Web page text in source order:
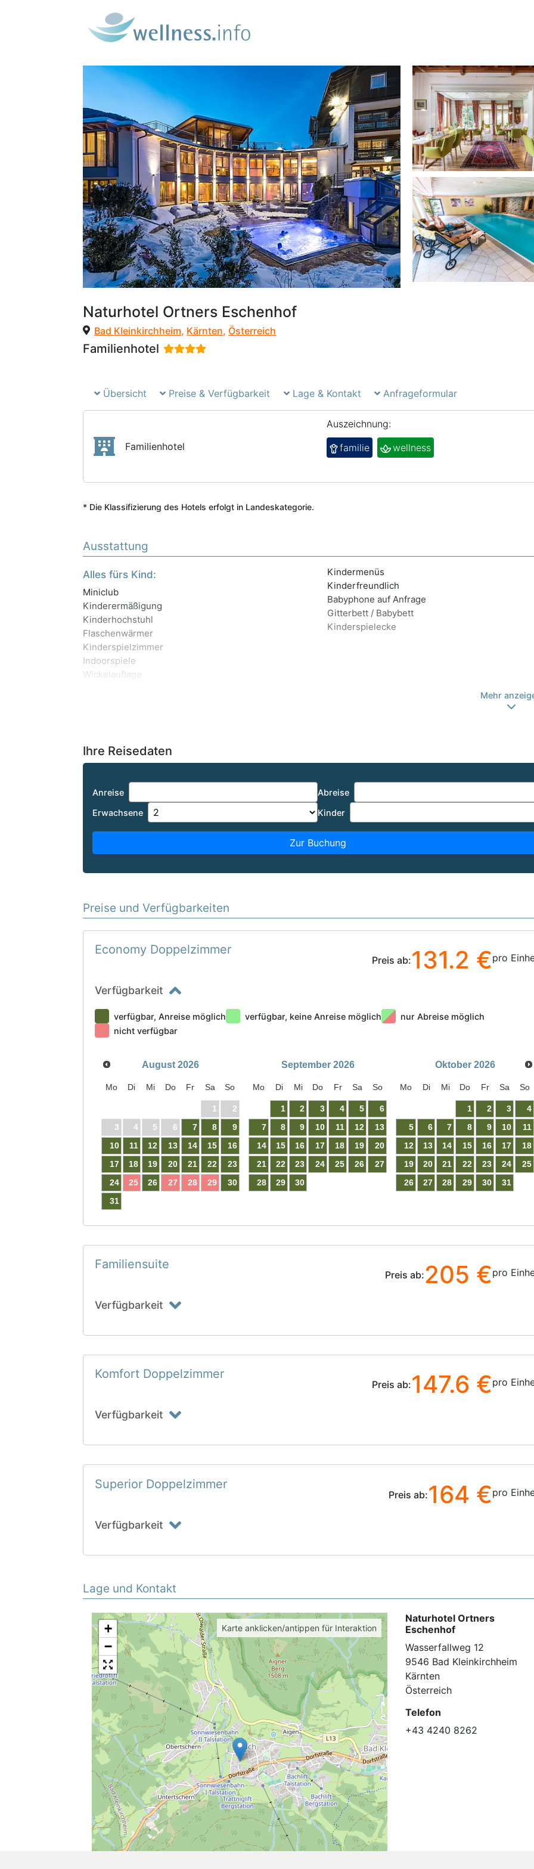
Naturhotel Ortners Eschenhof
Bad Kleinkirchheim, Kärnten, Österreich
Familienhotel
Übersicht Preise & Verfügbarkeit Lage & Kontakt Anfrageformular
Familienhotel
Auszeichnung:
familie
wellness
* Die Klassifizierung des Hotels erfolgt in Landeskategorie.
Ausstattung
Alles fürs Kind:
Miniclub
Kinderermäßigung
Kinderhochstuhl
Flaschenwärmer
Kinderspielzimmer
Indoorspiele
Wickelauflage
Kindermenüs
Kinderfreundlich
Babyphone auf Anfrage
Gitterbett / Babybett
Kinderspielecke
Mehr
Ihre Reisedaten
Anreise
Abreise
Erwachsene
Kinder
Zur Buchung
Preise und Verfügbarkeiten
Economy Doppelzimmer
Preis ab:131.2 €pro
Verfügbarkeit
verfügbar, Anreise möglich verfügbar, keine Anreise möglich
nur Abreise möglich
nicht verfügbar
August 2026
Mo Di Mi Do Fr Sa So
1
2
3
4 5 6 7 8
9
10
11 12 13 14 15
16
17
18 19 20 21 22
23
24
25 26 27 28 29
30
31
September 2026
Mo Di Mi Do Fr Sa So
1 2 3 4 5
6
7
8 9 10 11 12
13
14
15 16 17 18 19
20
21
22 23 24 25 26
27
28
29 30
Oktober 2026
Mo Di Mi Do Fr Sa So
1 2 3
4
5
6 7 8 9 10
11
12
13 14 15 16 17
18
19
20 21 22 23 24
25
26
27 28 29 30 31
Familiensuite
Preis ab:205 €pro
Verfügbarkeit
Komfort Doppelzimmer
Preis ab:147.6 €pro
Verfügbarkeit
Superior Doppelzimmer
Preis ab:164 €pro
Verfügbarkeit
Lage und Kontakt
+
−
Karte anklicken/antippen für Interaktion
Naturhotel Ortners
Eschenhof
Wasserfallweg 12
9546 Bad Kleinkirchheim
Kärnten
Österreich
Telefon
+43 4240 8262